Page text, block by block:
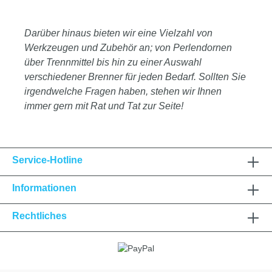
Darüber hinaus bieten wir eine Vielzahl von
Werkzeugen und Zubehör an; von Perlendornen
über Trennmittel bis hin zu einer Auswahl
verschiedener Brenner für jeden Bedarf. Sollten Sie
irgendwelche Fragen haben, stehen wir Ihnen
immer gern mit Rat und Tat zur Seite!
Service-Hotline
Informationen
Rechtliches